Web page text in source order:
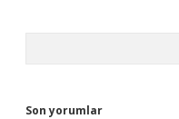
Son yorumlar